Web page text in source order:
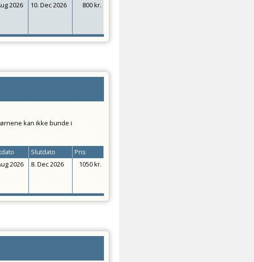
2026 10. Dec 2026 800 kr.
kan ikke bunde i
Slutdato
Pris
2026 8. Dec 2026 1050 kr.